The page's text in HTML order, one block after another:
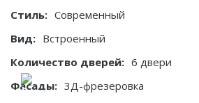
Стиль: Современный
Вид: Встроенный
Количество дверей: 6 двери
Фасады: 3Д-фрезеровка